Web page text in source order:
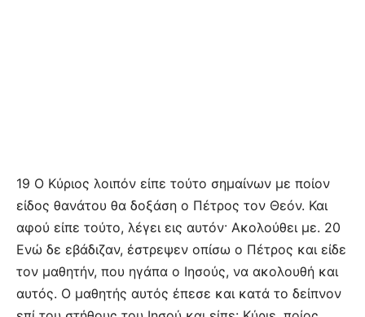
19 Ο Κύριος λοιπόν είπε τούτο σημαίνων με ποίον
είδος θανάτου θα δοξάση ο Πέτρος τον Θεόν. Και
αφού είπε τούτο, λέγει εις αυτόν· Ακολούθει με. 20
Ενώ δε εβάδιζαν, έστρεψεν οπίσω ο Πέτρος και είδε
τον μαθητήν, που ηγάπα ο Ιησούς, να ακολουθή και
αυτός. Ο μαθητής αυτός έπεσε και κατά το δείπνον